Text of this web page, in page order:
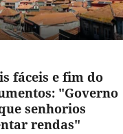
fáceis e fim do
"Governo
senhorios
rendas"